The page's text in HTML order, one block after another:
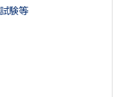
験等